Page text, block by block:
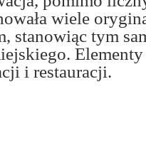
wiele
stanowiąc tym
Elementy
i restauracji.